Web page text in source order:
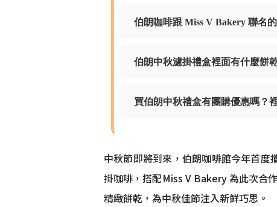
伯朗咖啡跟 Miss V Bakery 聯名
伯朗中秋濾掛禮盒裡面有什麼餅
買伯朗中秋禮盒有團購優惠嗎？
中秋節即將到來，伯朗咖啡館今年首
掛咖啡，搭配Miss V Bakery 為此次合
精緻餅乾，為中秋佳節注入新鮮巧思。